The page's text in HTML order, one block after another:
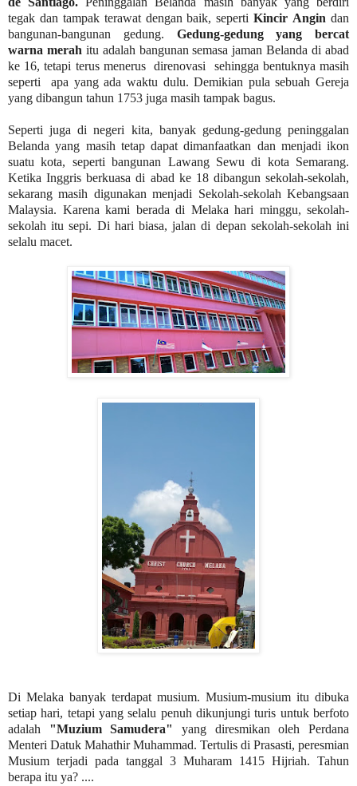
tegak dan tampak terawat dengan baik, sepertiKincir Angin dan
bangunan-bangunan gedung. Gedung-gedung yang bercat
warna merah itu adalah bangunan semasa jaman Belanda di abad
ke 16, tetapi terus menerus
direnovasi
sehingga bentuknya masih
seperti
apa yang ada waktu dulu. Demikian pula sebuah Gereja
yang dibangun tahun 1753 juga masih tampak bagus.
Seperti juga di negeri kita, banyak gedung-gedung peninggalan
Belanda yang masih tetap dapat dimanfaatkan dan menjadi ikon
suatu kota, seperti bangunan Lawang Sewu di kota Semarang.
Ketika Inggris berkuasa di abad ke 18 dibangun sekolah-sekolah,
sekarang masih digunakan menjadi Sekolah-sekolah Kebangsaan
Malaysia. Karena kami berada di Melaka hari minggu, sekolah-
sekolah itu sepi. Di hari biasa, jalan di depan sekolah-sekolah ini
selalu macet.
Di Melaka banyak terdapat musium. Musium-musium itu dibuka
setiap hari, tetapi yang selalu penuh dikunjungi turis untuk berfoto
adalah "Muzium Samudera"
yang diresmikan oleh Perdana
Menteri Datuk Mahathir Muhammad. Tertulis di Prasasti, peresmian
Musium terjadi pada tanggal 3 Muharam 1415 Hijriah. Tahun
berapa itu ya? ....